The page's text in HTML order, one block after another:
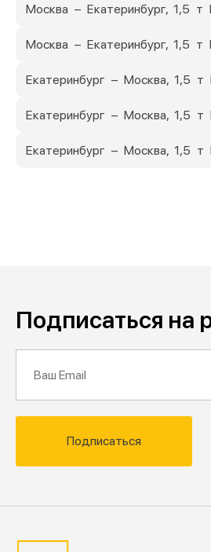
Москва – Екатеринбург, 1,5 т
Москва – Екатеринбург, 1,5 т
Екатеринбург – Москва, 1,5 т
Екатеринбург – Москва, 1,5 т
Екатеринбург – Москва, 1,5 т
Подписаться на
Подписаться